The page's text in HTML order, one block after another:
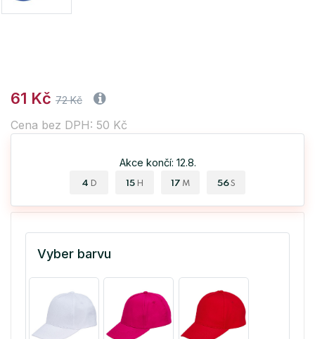
61 Kč 72 Kč
Cena bez DPH: 50 Kč
Akce končí: 12.8.
4 D 15 H 17 M 56 S
Vyber barvu